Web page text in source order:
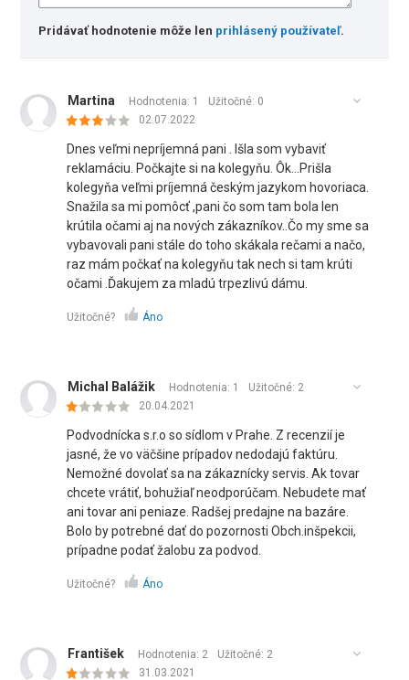
Pridávať hodnotenie môže len prihlásený používateľ.
Martina Hodnotenia: 1 Užitočné: 0
02.07.2022
Dnes veľmi nepríjemná pani . Išla som vybaviť
reklamáciu. Počkajte si na kolegyňu. Ôk...Prišla
kolegyňa veľmi príjemná českým jazykom hovoriaca.
Snažila sa mi pomôcť ,pani čo som tam bola len
krútila očami aj na nových zákazníkov..Čo my sme sa
vybavovali pani stále do toho skákala rečami a načo,
raz mám počkať na kolegyňu tak nech si tam krúti
očami .Ďakujem za mladú trpezlivú dámu.
Užitočné? Áno
Michal Balážik Hodnotenia: 1 Užitočné: 2
20.04.2021
Podvodnícka s.r.o so sídlom v Prahe. Z recenzií je
jasné, že vo väčšine prípadov nedodajú faktúru.
Nemožné dovolať sa na zákaznícky servis. Ak tovar
chcete vrátiť, bohužiaľ neodporúčam. Nebudete mať
ani tovar ani peniaze. Radšej predajne na bazáre.
Bolo by potrebné dať do pozornosti Obch.inšpekcii,
prípadne podať žalobu za podvod.
Užitočné? Áno
František Hodnotenia: 2 Užitočné: 2
31.03.2021